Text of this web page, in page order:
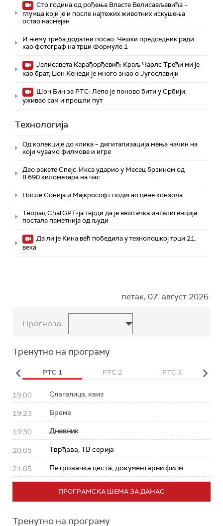
Сто година од рођења Власте Велисављевића –
глумца који је и после најтежих животних искушења
остао насмејан
И њему треба додатни посао: Чешки председник ради
као фотограф на трци Формуле 1
Јелисавета Карађорђевић: Краљ Чарлс Трећи ми је
као брат, Џон Кенеди је много знао о Југославији
Шон Бин за РТС: Лепо је поново бити у Србији,
уживао сам и прошли пут
Технологијa
Од колекције до клика – дигитализација мења начин на
који чувамо филмове и игре
Део ракете Спејс-Икса ударио у Месец брзином од
8.690 километара на час
После Сонија и Мајкрософт подигао цене конзола
Творац ChatGPT-ја тврди да је вештачка интелигенција
постала паметнија од људи
Да ли је Кина већ победила у технолошкој трци 21.
века
петак, 07. август 2026.
Прогноза
Тренутно на програму
РТС 1 РТС 2 РТС 3
19:00 Слагалица, квиз
19:23 Време
19:30 Дневник
20:05 Тврђава, ТВ серија
21:05 Петровачка цеста, документарни филм
ПРОГРАМСКА ШЕМА ЗА ДАНАС
Тренутно на програму